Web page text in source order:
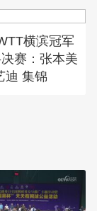
横滨冠军
赛：张本美
迪 集锦